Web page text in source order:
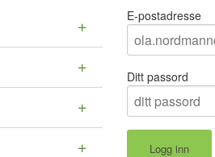
E-postadresse
Ditt passord